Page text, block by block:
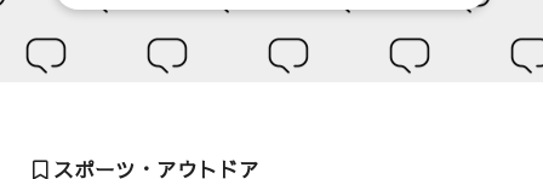
スポーツ・アウトドア